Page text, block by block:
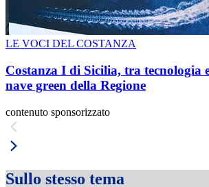
LE VOCI DEL COSTANZA
Costanza I di Sicilia, tra tecnologia
nave green della Regione
contenuto sponsorizzato
Sullo stesso tema